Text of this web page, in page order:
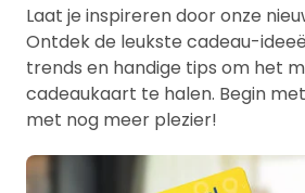
Laat je inspireren door onze
Ontdek de leukste cadeau-
trends en handige tips om het
cadeaukaart te halen. Begin
met nog meer plezier!